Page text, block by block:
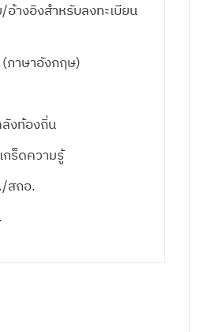
อ้างอิงสำหรับลงทะเบียน
ภาษาอังกฤษ)
ลังท้องถิ่น
กร็ดความรู้
สถอ.